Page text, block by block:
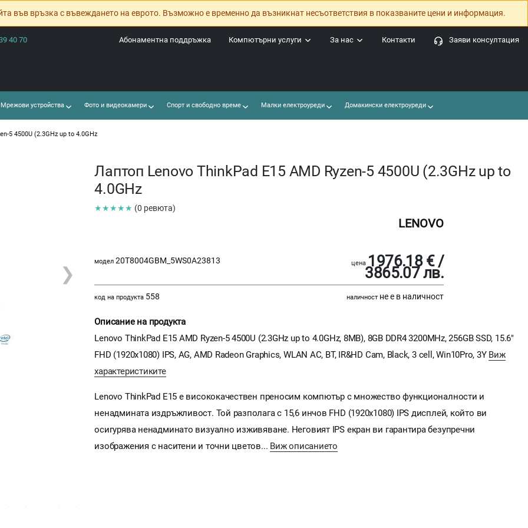
във връзка с въвеждането на еврото. Възможно е временно да възникнат несъответствия в показваните цени и информация.
40 70 Заяви консултация
Контакти
За нас
Компютърни услуги
Абонаментна поддръжка
устройства Фото и видеокамери Спорт и свободно време Малки електроуреди Домакински електроуреди
5 4500U (2.3GHz up to 4.0GHz
❯
Лаптоп Lenovo ThinkPad E15 AMD Ryzen-5 4500U (2.3GHz up to
4.0GHz
★★★★★ (0 ревюта)
LENOVO
модел 20T8004GBM_5WS0A23813 цена 1976.18 € /
3865.07 лв.
код на продукта 558 наличност не е в наличност
Описание на продукта
Lenovo ThinkPad E15 AMD Ryzen-5 4500U (2.3GHz up to 4.0GHz, 8MB), 8GB DDR4 3200MHz, 256GB SSD, 15.6"
FHD (1920x1080) IPS, AG, AMD Radeon Graphics, WLAN AC, BT, IR&HD Cam, Black, 3 cell, Win10Pro, 3Y Виж
характеристиките
Lenovo ThinkPad Е15 е висококачествен преносим компютър с множество функционалности и
ненадмината издръжливост. Той разполага с 15,6 инчов FHD (1920x1080) IPS дисплей, който ви
осигурява ненадминато визуално изживяване. Неговият IPS екран ви гарантира безупречни
изображения с наситени и точни цветов... Виж описанието